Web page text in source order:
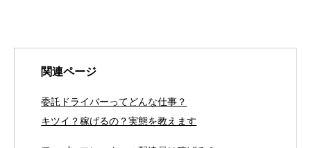
関連ページ
委託ドライバーってどんな仕事？
キツイ？稼げるの？実態を教えます